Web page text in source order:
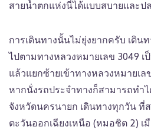
สายน้ำตกแห่งนี่ได้แบบสบายและป
การเดินทางนั้นไม่ยุ่งยากครับ เดิน
ไปตามทางหลวงหมายเลข 3049 เ
แล้วแยกซ้ายเข้าทางหลวงหมายเล
หากนั่งรถประจำทางก็สามารถทำ
จังหวัดนครนายก เดินทางทุกวัน ที่
ตะวันออกเฉียงเหนือ (หมอชิต 2)